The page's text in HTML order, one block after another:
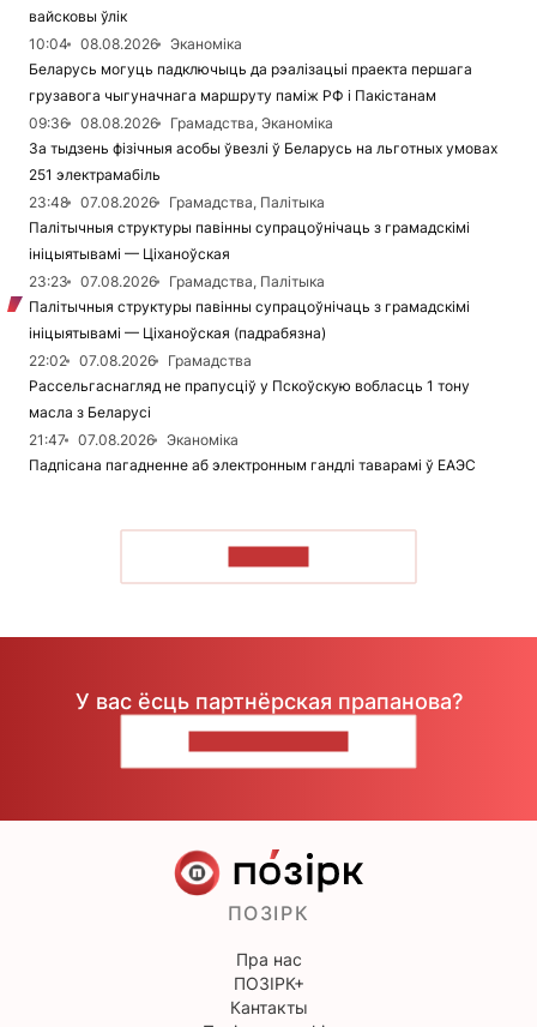
вайсковы ўлік
10:04
08.08.2026
Эканоміка
Беларусь могуць падключыць да рэалізацыі праекта першага
грузавога чыгуначнага маршруту паміж РФ і Пакістанам
09:36
08.08.2026
Грамадства, Эканоміка
За тыдзень фізічныя асобы ўвезлі ў Беларусь на льготных умовах
251 электрамабіль
23:48
07.08.2026
Грамадства, Палітыка
Палітычныя структуры павінны супрацоўнічаць з грамадскімі
ініцыятывамі — Ціханоўская
23:23
07.08.2026
Грамадства, Палітыка
Палітычныя структуры павінны супрацоўнічаць з грамадскімі
ініцыятывамі — Ціханоўская (падрабязна)
22:02
07.08.2026
Грамадства
Рассельгаснагляд не прапусціў у Пскоўскую вобласць 1 тону
масла з Беларусі
21:47
07.08.2026
Эканоміка
Падпісана пагадненне аб электронным гандлі таварамі ў ЕАЭС
У вас ёсць партнёрская прапанова?
ПОЗІРК
Пра нас
ПОЗІРК+
Кантакты